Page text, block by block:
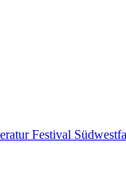
Festival